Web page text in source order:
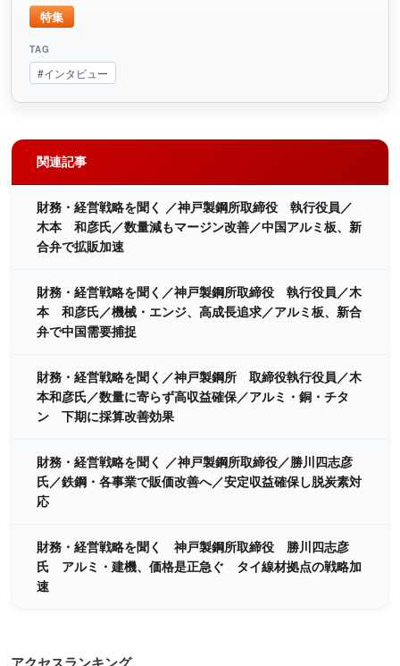
特集
TAG
#インタビュー
関連記事
財務・経営戦略を聞く ／神戸製鋼所取締役 執行役員／
木本 和彦氏／数量減もマージン改善／中国アルミ板、新
合弁で拡販加速
財務・経営戦略を聞く／神戸製鋼所取締役 執行役員／木
本 和彦氏／機械・エンジ、高成長追求／アルミ板、新合
弁で中国需要捕捉
財務・経営戦略を聞く／神戸製鋼所 取締役執行役員／木
本和彦氏／数量に寄らず高収益確保／アルミ・銅・チタ
ン 下期に採算改善効果
財務・経営戦略を聞く ／神戸製鋼所取締役／勝川四志彦
氏／鉄鋼・各事業で販価改善へ／安定収益確保し脱炭素対
応
財務・経営戦略を聞く 神戸製鋼所取締役 勝川四志彦
氏 アルミ・建機、価格是正急ぐ タイ線材拠点の戦略加
速
アクセスランキング